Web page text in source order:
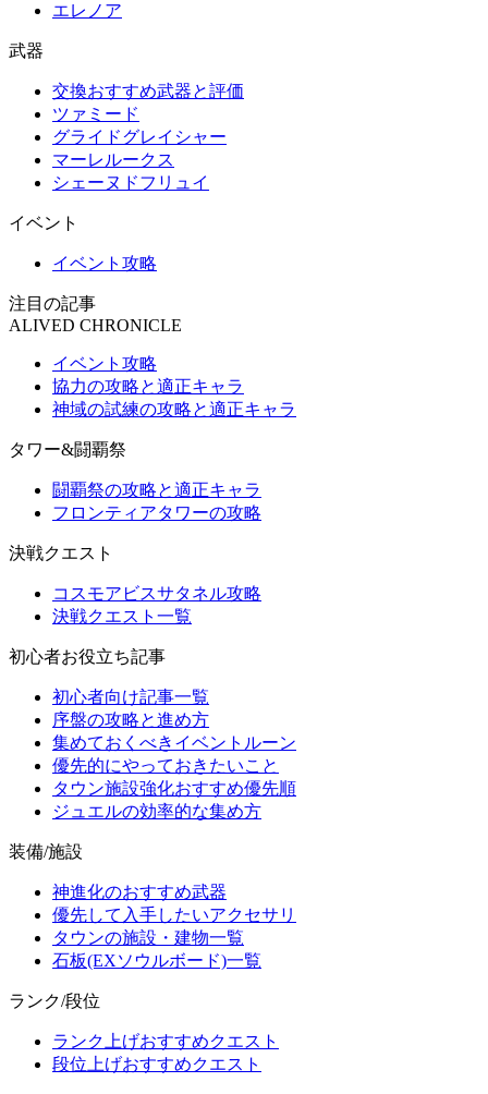
エレノア
武器
交換おすすめ武器と評価
ツァミード
グライドグレイシャー
マーレルークス
シェーヌドフリュイ
イベント
イベント攻略
注目の記事
ALIVED CHRONICLE
イベント攻略
協力の攻略と適正キャラ
神域の試練の攻略と適正キャラ
タワー&闘覇祭
闘覇祭の攻略と適正キャラ
フロンティアタワーの攻略
決戦クエスト
コスモアビスサタネル攻略
決戦クエスト一覧
初心者お役立ち記事
初心者向け記事一覧
序盤の攻略と進め方
集めておくべきイベントルーン
優先的にやっておきたいこと
タウン施設強化おすすめ優先順
ジュエルの効率的な集め方
装備/施設
神進化のおすすめ武器
優先して入手したいアクセサリ
タウンの施設・建物一覧
石板(EXソウルボード)一覧
ランク/段位
ランク上げおすすめクエスト
段位上げおすすめクエスト